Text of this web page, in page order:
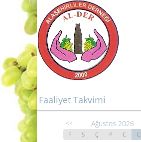
Faaliyet Takvimi
<< Ağustos 2026
P S Ç P C C